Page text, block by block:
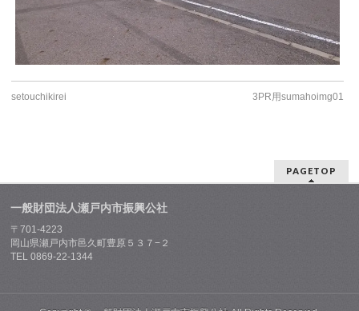
setouchikirei 3PR用sumahoimg01
PAGETOP
一般財団法人瀬戸内市振興公社
〒701-4223
岡山県瀬戸内市邑久町豊原５３７−２
TEL 0869-22-1344